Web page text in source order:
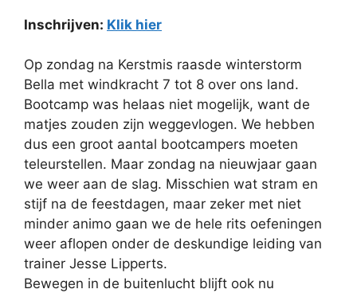
Inschrijven: Klik hier
Op zondag na Kerstmis raasde winterstorm
Bella met windkracht 7 tot 8 over ons land.
Bootcamp was helaas niet mogelijk, want de
matjes zouden zijn weggevlogen. We hebben
dus een groot aantal bootcampers moeten
teleurstellen. Maar zondag na nieuwjaar gaan
we weer aan de slag. Misschien wat stram en
stijf na de feestdagen, maar zeker met niet
minder animo gaan we de hele rits oefeningen
weer aflopen onder de deskundige leiding van
trainer Jesse Lipperts.
Bewegen in de buitenlucht blijft ook nu